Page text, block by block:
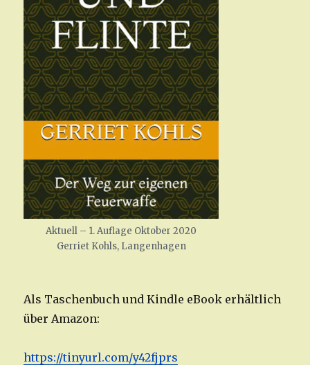
Aktuell – 1. Auflage Oktober 2020
Gerriet Kohls, Langenhagen
Als Taschenbuch und Kindle eBook erhältlich
über Amazon:
https://tinyurl.com/y42fjprs